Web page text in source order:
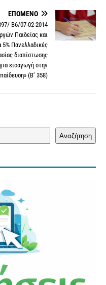
p
ΕΠΌΜΕΝΟ
Β6/07-02-2014
Παιδείας και
Πανελλαδικές
διαπίστωσης
εισαγωγή στην
(Β’ 358)
Αναζήτηση